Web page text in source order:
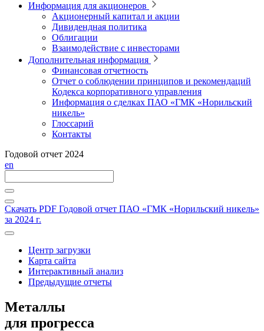
Информация для акционеров
Акционерный капитал и акции
Дивидендная политика
Облигации
Взаимодействие с инвесторами
Дополнительная информация
Финансовая отчетность
Отчет о соблюдении принципов и рекомендаций
Кодекса корпоративного управления
Информация о сделках ПАО «ГМК «Норильский
никель»
Глоссарий
Контакты
Годовой отчет 2024
en
Скачать PDF Годовой отчет ПАО «ГМК «Норильский никель»
за 2024 г.
Центр загрузки
Карта сайта
Интерактивный анализ
Предыдущие отчеты
Металлы
для прогресса